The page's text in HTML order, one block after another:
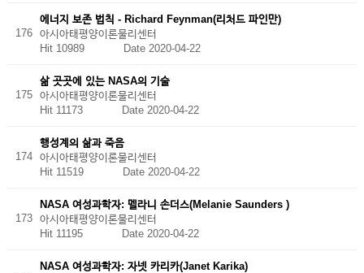
176
에너지 보존 법칙 - Richard Feynman(리처드 파인만)
아시아태평양이론물리센터
Hit 10989 Date 2020-04-22
175
삶 곳곳에 있는 NASA의 기술
아시아태평양이론물리센터
Hit 11173 Date 2020-04-22
174
행성계의 삶과 죽음
아시아태평양이론물리센터
Hit 11519 Date 2020-04-22
173
NASA 여성과학자: 멜라니 손더스(Melanie Saunders )
아시아태평양이론물리센터
Hit 11195 Date 2020-04-22
NASA 여성과학자: 자넷 카리카(Janet Karika)